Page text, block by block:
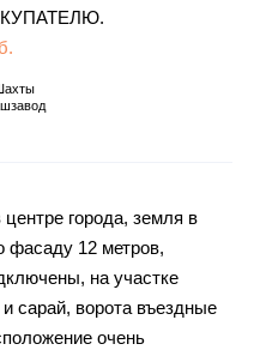
Шахты
города, земля в
фасаду 12 метров,
на участке
сарай, ворота въездные
очень